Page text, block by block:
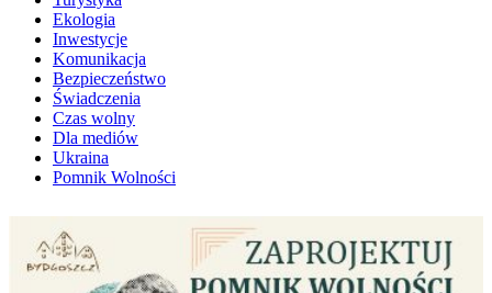
Ekologia
Inwestycje
Komunikacja
Bezpieczeństwo
Świadczenia
Czas wolny
Dla mediów
Ukraina
Pomnik Wolności